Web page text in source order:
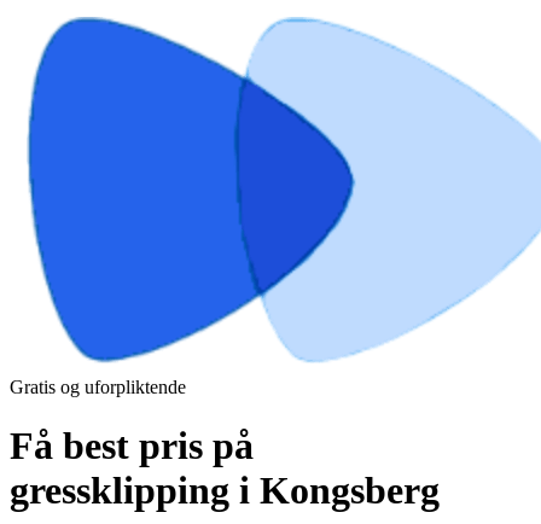
Gratis og uforpliktende
Få best pris på
gressklipping i Kongsberg